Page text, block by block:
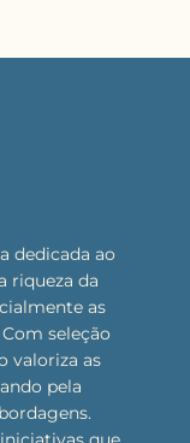
dedicada ao
riqueza da
as
seleção
valoriza as
pela